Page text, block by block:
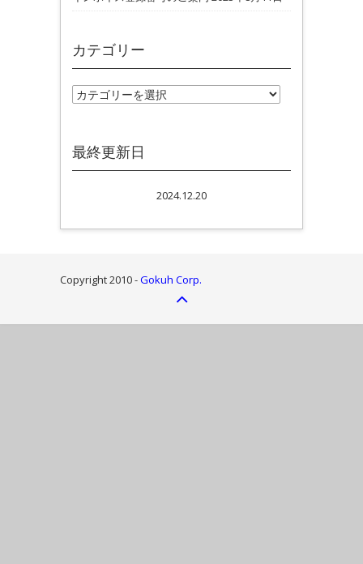
カテゴリー
カテゴリー
最終更新日
2024.12.20
Copyright 2010 -Gokuh Corp.